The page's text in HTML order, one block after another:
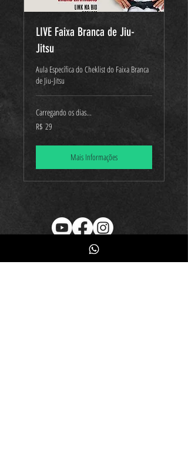
LIVE Faixa Branca de Jiu-
Jitsu
Aula Específica do Cheklist do Faixa Branca
de Jiu-Jitsu
Carregando os dias...
29
Reais
R$ 29
Mais Informações
Inscreva-se